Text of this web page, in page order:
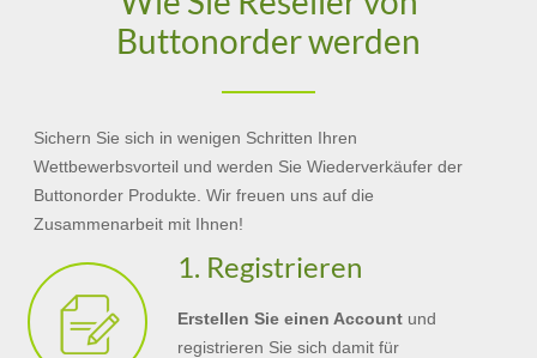
Buttonorder werden
Sichern Sie sich in wenigen Schritten Ihren
Wettbewerbsvorteil und werden Sie Wiederverkäufer der
Buttonorder Produkte. Wir freuen uns auf die
Zusammenarbeit mit Ihnen!
1. Registrieren
Erstellen Sie einen Account und
registrieren Sie sich damit für